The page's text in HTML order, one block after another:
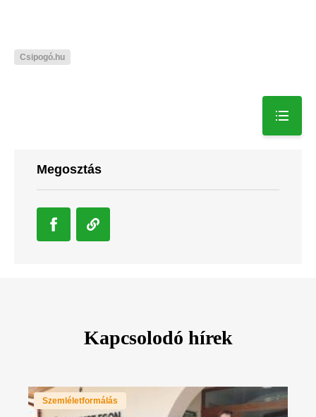
Csipogó.hu
Megosztás
Kapcsolodó hírek
Szemléletformálás